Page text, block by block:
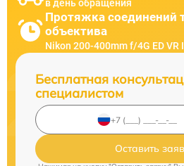
в день обращения
Протяжка соединений
объектива
Nikon 200-400mm f/4G ED VR
Бесплатная
специалистом
Оставить